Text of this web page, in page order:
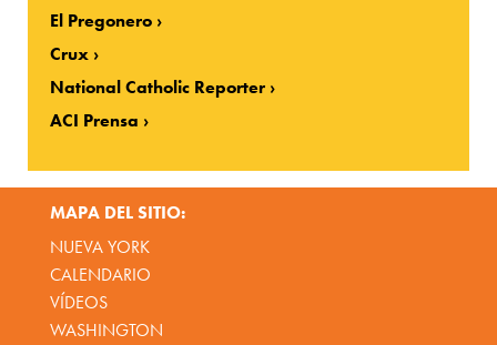
El Pregonero
Crux
National Catholic Reporter
ACI Prensa
MAPA DEL SITIO:
NUEVA YORK
CALENDARIO
VÍDEOS
WASHINGTON